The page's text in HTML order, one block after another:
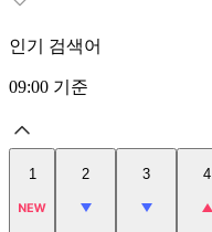
인기 검색어
09:00 기준
1 2 3 4